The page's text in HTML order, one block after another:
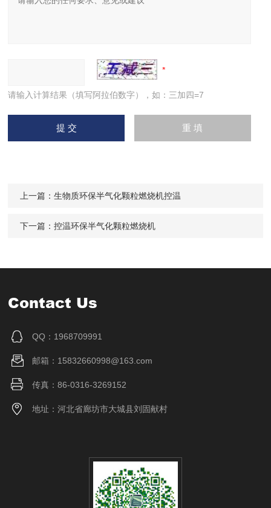
请输入计算结果（填写阿拉伯数字），如：三加四=7
上一篇：生物质环保半气化颗粒燃烧机控温
下一篇：控温环保半气化颗粒燃烧机
Contact Us
QQ：1968709991
邮箱：15832660998@163.com
传真：86-0316-3269152
地址：河北省廊坊市大城县刘固献村